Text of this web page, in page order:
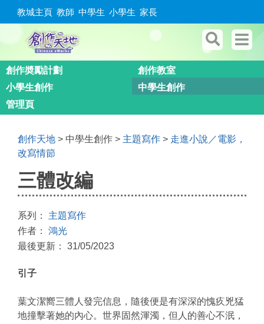
教城主頁 教師 中學生 小學生 家長
創作奬勵計劃
創作教室
小學生創作
中學生創作
管理頁
創作天地 > 中學生創作 > 主題寫作 > 走進小說／電影，
改寫情節
三體改編
系列： 主題寫作
作者： 鴻光
最後更新： 31/05/2023
引子
葉文潔嚮三體人發完信息，隨後便是有深深的愧疚兇猛
地撞擊著她的內心。世界固然渾濁，但人的善心不泯，